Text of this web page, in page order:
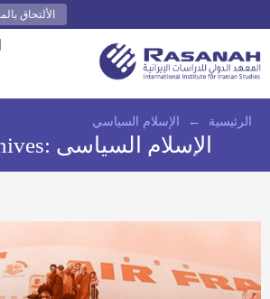
الألتحاق
الرئيسية ← الإسلام السياسي
الإسلام السياسي